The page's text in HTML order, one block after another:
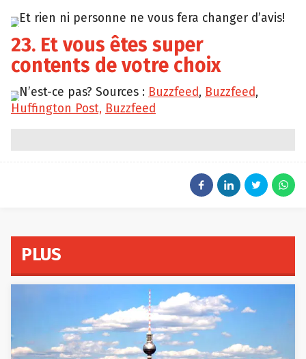
Et rien ni personne ne vous fera changer d’avis!
23. Et vous êtes super
contents de votre choix
N’est-ce pas? Sources : Buzzfeed, Buzzfeed,
Huffington Post, Buzzfeed
PLUS